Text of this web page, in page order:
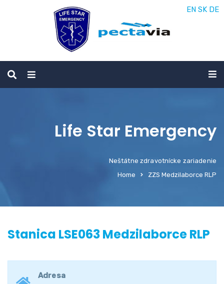
Life Star Emergency
Neštátne zdravotnícke zariadenie
Home
ZZS Medzilaborce RLP
Stanica LSE063 Medzilaborce RLP
Adresa
EN SK DE